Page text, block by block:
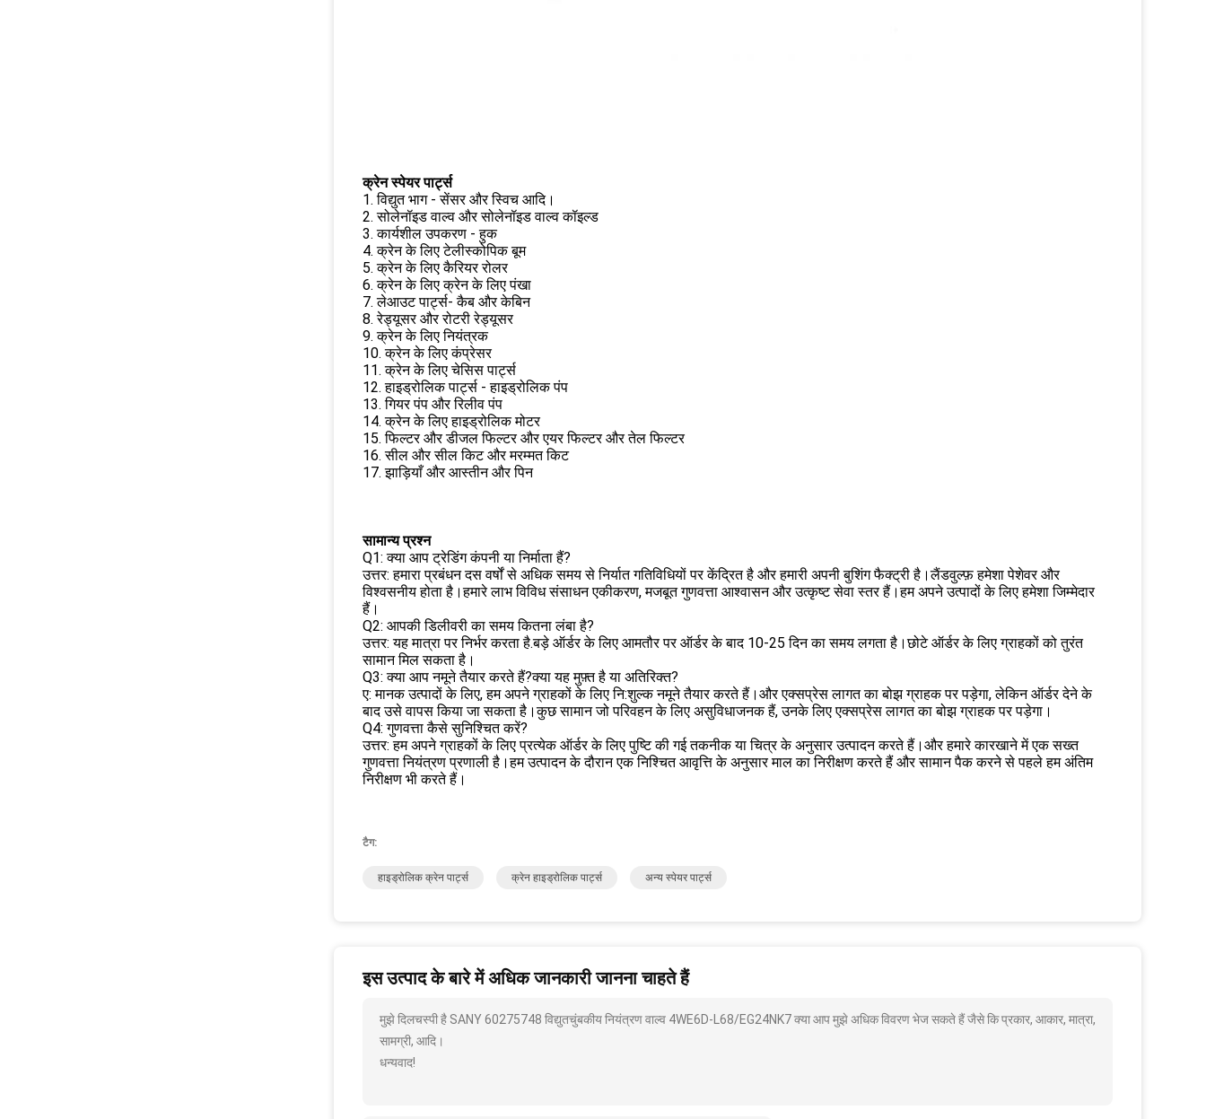
क्रेन स्पेयर पार्ट्स
1. विद्युत भाग - सेंसर और स्विच आदि।
2. सोलेनॉइड वाल्व और सोलेनॉइड वाल्व कॉइल्ड
3. कार्यशील उपकरण - हुक
4. क्रेन के लिए टेलीस्कोपिक बूम
5. क्रेन के लिए कैरियर रोलर
6. क्रेन के लिए क्रेन के लिए पंखा
7. लेआउट पार्ट्स- कैब और केबिन
8. रेड्यूसर और रोटरी रेड्यूसर
9. क्रेन के लिए नियंत्रक
10. क्रेन के लिए कंप्रेसर
11. क्रेन के लिए चेसिस पार्ट्स
12. हाइड्रोलिक पार्ट्स - हाइड्रोलिक पंप
13. गियर पंप और रिलीव पंप
14. क्रेन के लिए हाइड्रोलिक मोटर
15. फिल्टर और डीजल फिल्टर और एयर फिल्टर और तेल फिल्टर
16. सील और सील किट और मरम्मत किट
17. झाड़ियाँ और आस्तीन और पिन
सामान्य प्रश्न
Q1: क्या आप ट्रेडिंग कंपनी या निर्माता हैं?
उत्तर: हमारा प्रबंधन दस वर्षों से अधिक समय से निर्यात गतिविधियों पर केंद्रित है और हमारी अपनी बुशिंग फैक्ट्री है।लैंडवुल्फ़ हमेशा पेशेवर और
विश्वसनीय होता है।हमारे लाभ विविध संसाधन एकीकरण, मजबूत गुणवत्ता आश्वासन और उत्कृष्ट सेवा स्तर हैं।हम अपने उत्पादों के लिए हमेशा जिम्मेदार
हैं।
Q2: आपकी डिलीवरी का समय कितना लंबा है?
उत्तर: यह मात्रा पर निर्भर करता है.बड़े ऑर्डर के लिए आमतौर पर ऑर्डर के बाद 10-25 दिन का समय लगता है।छोटे ऑर्डर के लिए ग्राहकों को तुरंत
सामान मिल सकता है।
Q3: क्या आप नमूने तैयार करते हैं?क्या यह मुफ़्त है या अतिरिक्त?
ए: मानक उत्पादों के लिए, हम अपने ग्राहकों के लिए नि:शुल्क नमूने तैयार करते हैं।और एक्सप्रेस लागत का बोझ ग्राहक पर पड़ेगा, लेकिन ऑर्डर देने के
बाद उसे वापस किया जा सकता है।कुछ सामान जो परिवहन के लिए असुविधाजनक हैं, उनके लिए एक्सप्रेस लागत का बोझ ग्राहक पर पड़ेगा।
Q4: गुणवत्ता कैसे सुनिश्चित करें?
उत्तर: हम अपने ग्राहकों के लिए प्रत्येक ऑर्डर के लिए पुष्टि की गई तकनीक या चित्र के अनुसार उत्पादन करते हैं।और हमारे कारखाने में एक सख्त
गुणवत्ता नियंत्रण प्रणाली है।हम उत्पादन के दौरान एक निश्चित आवृत्ति के अनुसार माल का निरीक्षण करते हैं और सामान पैक करने से पहले हम अंतिम
निरीक्षण भी करते हैं।
टैग:
हाइड्रोलिक क्रेन पार्ट्स क्रेन हाइड्रोलिक पार्ट्स अन्य स्पेयर पार्ट्स
इस उत्पाद के बारे में अधिक जानकारी जानना चाहते हैं
मुझे दिलचस्पी है SANY 60275748 विद्युतचुंबकीय नियंत्रण वाल्व 4WE6D-L68/EG24NK7 क्या आप मुझे अधिक विवरण भेज सकते हैं जैसे कि प्रकार, आकार, मात्रा,
सामग्री, आदि।
धन्यवाद!